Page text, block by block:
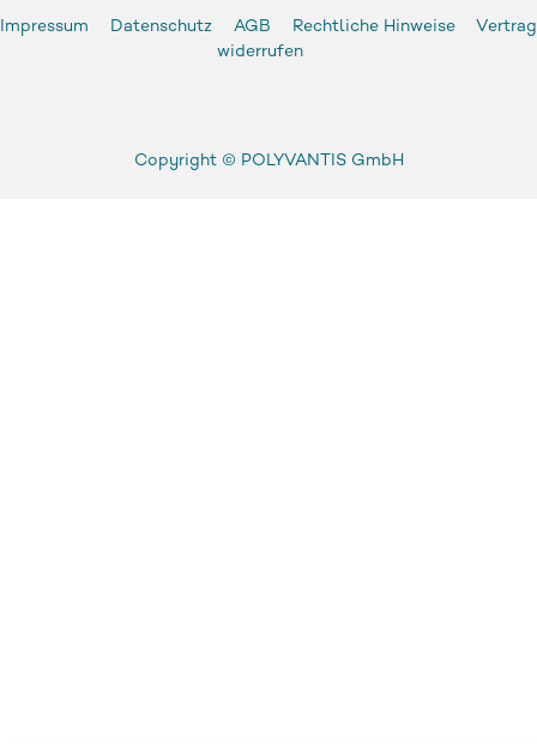
Impressum Datenschutz AGB Rechtliche Hinweise
Vertrag
widerrufen
Copyright © POLYVANTIS GmbH